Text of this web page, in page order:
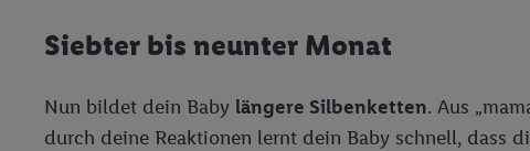
Siebter bis neunter Monat
Nun bildet dein Baby längere Silbenketten. Aus
durch deine Reaktionen lernt dein Baby schnell, dass